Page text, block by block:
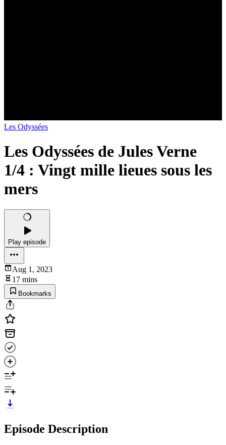
Les Odyssées
Les Odyssées de Jules Verne
1/4 : Vingt mille lieues sous les
mers
Play episode
Aug 1, 2023
17 mins
Bookmarks
Episode Description